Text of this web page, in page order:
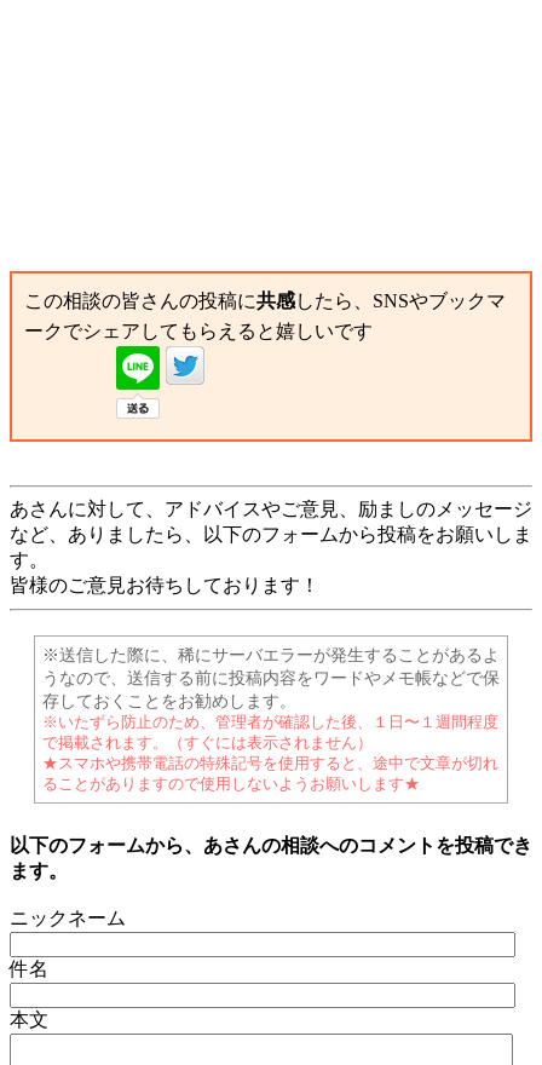
この相談の皆さんの投稿に共感したら、SNSやブックマ
ークでシェアしてもらえると嬉しいです
あさんに対して、アドバイスやご意見、励ましのメッセージ
など、ありましたら、以下のフォームから投稿をお願いしま
す。
皆様のご意見お待ちしております！
※送信した際に、稀にサーバエラーが発生することがあるよ
うなので、送信する前に投稿内容をワードやメモ帳などで保
存しておくことをお勧めします。
※いたずら防止のため、管理者が確認した後、１日〜１週間程度
で掲載されます。（すぐには表示されません）
★スマホや携帯電話の特殊記号を使用すると、途中で文章が切れ
ることがありますので使用しないようお願いします★
以下のフォームから、あさんの相談へのコメントを投稿でき
ます。
ニックネーム
件名
本文